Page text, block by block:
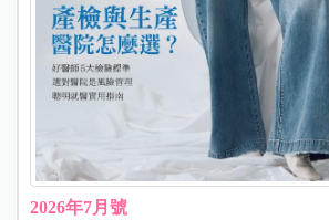
2026年7月號